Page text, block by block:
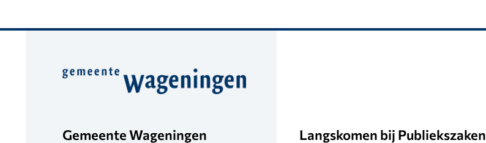
Belangrijke
Gemeente Wageningen Langskomen bij Publiekszaken